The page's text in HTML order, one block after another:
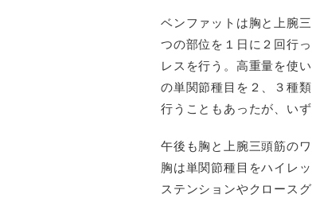
ベンファットは胸と上腕
つの部位を１日に２回行
レスを行う。高重量を使
の単関節種目を２、３種
行うこともあったが、い
午後も胸と上腕三頭筋の
胸は単関節種目をハイレ
ステンションやクロース